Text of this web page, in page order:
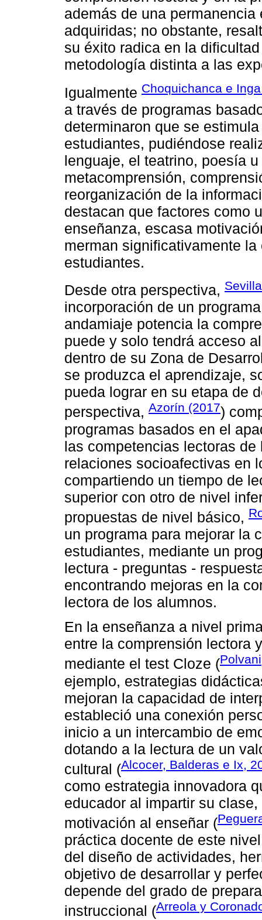
además de una
adquiridas; no obstante,
su éxito radica en la
metodología distinta a las
Igualmente Choquichanca e
a través de programas
determinaron que se
estudiantes, pudiéndose
lenguaje, el teatrino, poesía
metacomprensión,
reorganización de la
destacan que factores como
enseñanza, escasa
merman significativamente
estudiantes.
Desde otra perspectiva,
incorporación de un
andamiaje potencia la
puede y solo tendrá acceso
dentro de su Zona de
se produzca el aprendizaje,
pueda lograr en su etapa de
perspectiva, Azorín (2017)
programas basados en el
las competencias lectoras
relaciones socioafectivas en
compartiendo un tiempo de
superior con otro de nivel
propuestas de nivel básico,
un programa para mejorar la
estudiantes, mediante un
lectura - preguntas -
encontrando mejoras en la
lectora de los alumnos.
En la enseñanza a nivel
entre la comprensión lectora
mediante el test Cloze (
ejemplo, estrategias
mejoran la capacidad de
estableció una conexión
inicio a un intercambio de
dotando a la lectura de un
cultural (Alcocer, Balderas e Ix,
como estrategia innovadora
educador al impartir su
motivación al enseñar (
práctica docente de este
del diseño de actividades,
objetivo de desarrollar y
depende del grado de
instruccional (Arreola y